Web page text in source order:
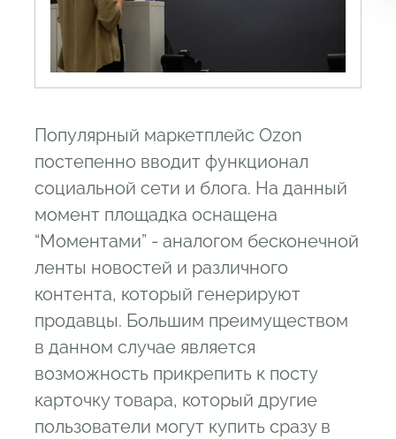
Популярный маркетплейс Ozon
постепенно вводит функционал
социальной сети и блога. На данный
момент площадка оснащена
“Моментами” - аналогом бесконечной
ленты новостей и различного
контента, который генерируют
продавцы. Большим преимуществом
в данном случае является
возможность прикрепить к посту
карточку товара, который другие
пользователи могут купить сразу в